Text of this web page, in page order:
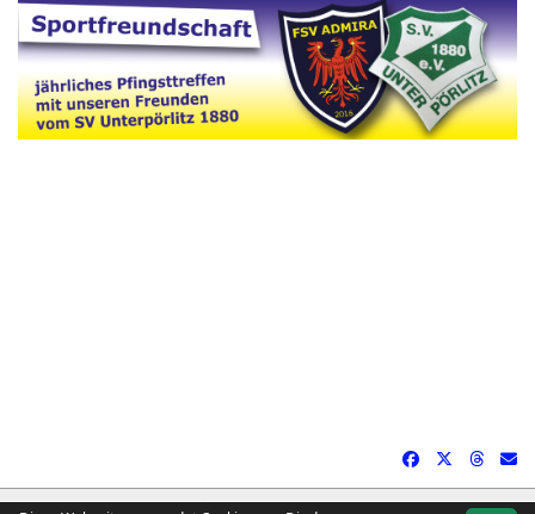
soccero.de